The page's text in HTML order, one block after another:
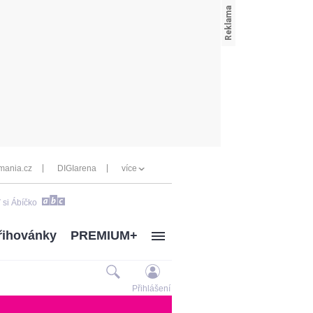
DIGIarena více
si Ábíčko
PREMIUM+
Přihlášení